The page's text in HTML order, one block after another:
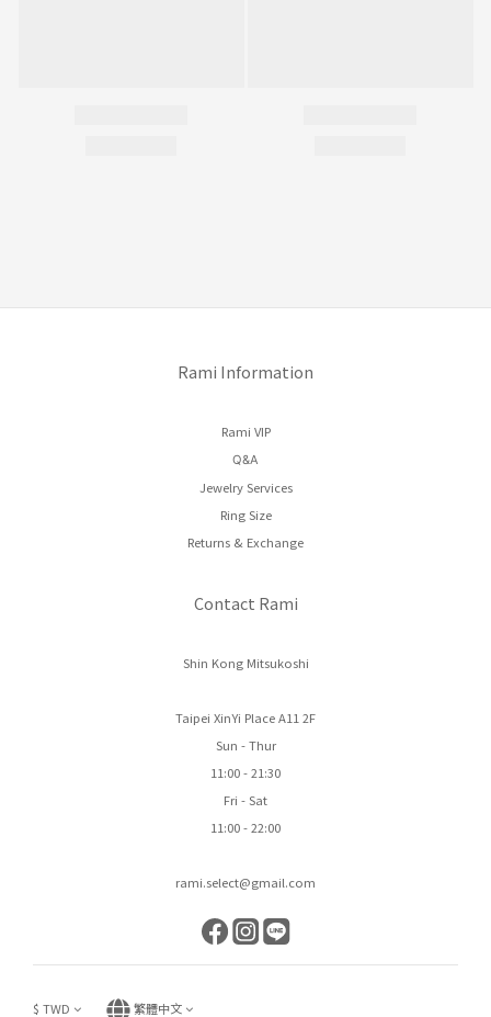
Rami Information
Rami VIP
Q&A
Jewelry Services
Ring Size
Returns & Exchange
Contact Rami
Shin Kong Mitsukoshi
Taipei XinYi Place A11 2F
Sun - Thur
11:00 - 21:30
Fri - Sat
11:00 - 22:00
rami.select@gmail.com
$ TWD 繁體中文